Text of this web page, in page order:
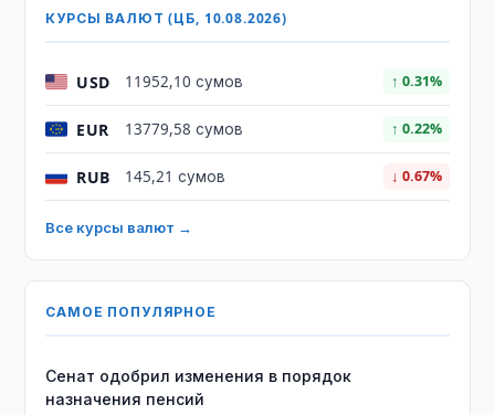
КУРСЫ ВАЛЮТ (ЦБ, 10.08.2026)
USD 11952,10 сумов ↑ 0.31%
EUR 13779,58 сумов ↑ 0.22%
RUB 145,21 сумов ↓ 0.67%
Все курсы валют →
САМОЕ ПОПУЛЯРНОЕ
Сенат одобрил изменения в порядок
назначения пенсий